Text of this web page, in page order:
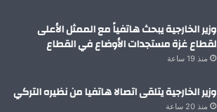
وزير الخارجية يبحث هاتفياً مع الممثل الأعلى
لقطاع غزة مستجدات الأوضاع في القطاع
منذ 19 ساعة
وزير الخارجية يتلقى اتصالا هاتفيا من نظيره التركي
منذ 20 ساعة